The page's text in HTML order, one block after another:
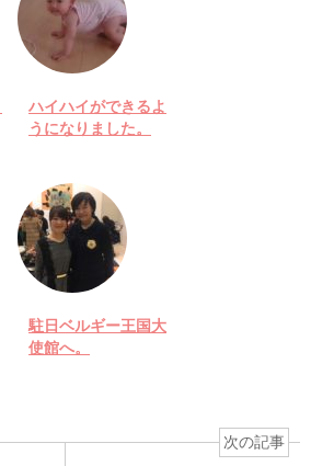
ハイハイができるよ
うになりました。
駐日ベルギー王国大
使館へ。
次の記事